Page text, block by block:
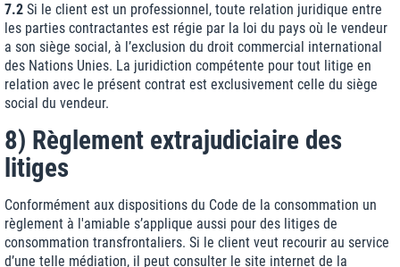
7.2 Si le client est un professionnel, toute relation juridique entre
les parties contractantes est régie par la loi du pays où le vendeur
a son siège social, à l’exclusion du droit commercial international
des Nations Unies. La juridiction compétente pour tout litige en
relation avec le présent contrat est exclusivement celle du siège
social du vendeur.
8) Règlement extrajudiciaire des
litiges
Conformément aux dispositions du Code de la consommation un
règlement à l'amiable s’applique aussi pour des litiges de
consommation transfrontaliers. Si le client veut recourir au service
d’une telle médiation, il peut consulter le site internet de la